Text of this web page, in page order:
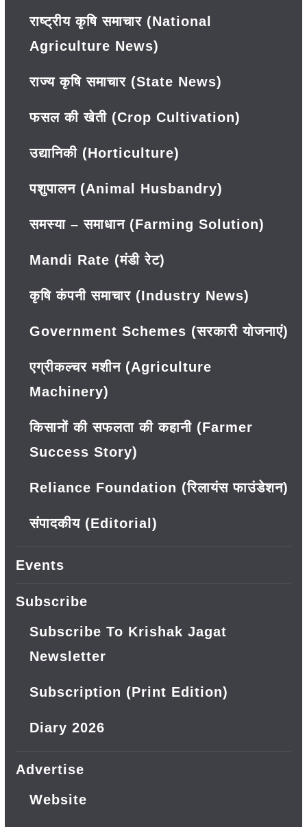
राष्ट्रीय कृषि समाचार (National
Agriculture News)
राज्य कृषि समाचार (State News)
फसल की खेती (Crop Cultivation)
उद्यानिकी (Horticulture)
पशुपालन (Animal Husbandry)
समस्या – समाधान (Farming Solution)
Mandi Rate (मंडी रेट)
कृषि कंपनी समाचार (Industry News)
Government Schemes (सरकारी योजनाएं)
एग्रीकल्चर मशीन (Agriculture
Machinery)
किसानों की सफलता की कहानी (Farmer
Success Story)
Reliance Foundation (रिलायंस फाउंडेशन)
संपादकीय (Editorial)
Events
Subscribe
Subscribe To Krishak Jagat
Newsletter
Subscription (Print Edition)
Diary 2026
Advertise
Website